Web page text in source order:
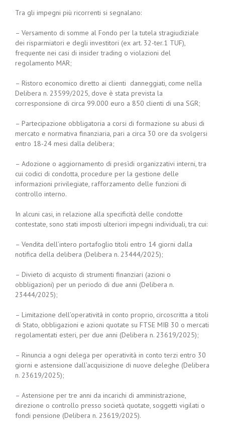
Tra gli impegni più ricorrenti si segnalano:
– Versamento di somme al Fondo per la tutela stragiudiziale
dei risparmiatori e degli investitori (ex art. 32-ter.1 TUF),
frequente nei casi di insider trading o violazioni del
regolamento MAR;
– Ristoro economico diretto ai clienti danneggiati, come nella
Delibera n. 23599/2025, dove è stata prevista la
corresponsione di circa 99.000 euro a 850 clienti di una SGR;
– Partecipazione obbligatoria a corsi di formazione su abusi di
mercato e normativa finanziaria, pari a circa 30 ore da svolgersi
entro 18-24 mesi dalla delibera;
– Adozione o aggiornamento di presìdi organizzativi interni, tra
cui codici di condotta, procedure per la gestione delle
informazioni privilegiate, rafforzamento delle funzioni di
controllo interno.
In alcuni casi, in relazione alla specificità delle condotte
contestate, sono stati imposti ulteriori impegni individuali, tra cui:
– Vendita dell’intero portafoglio titoli entro 14 giorni dalla
notifica della delibera (Delibera n. 23444/2025);
– Divieto di acquisto di strumenti finanziari (azioni o
obbligazioni) per un periodo di due anni (Delibera n.
23444/2025);
– Limitazione dell’operatività in conto proprio, circoscritta a titoli
di Stato, obbligazioni e azioni quotate su FTSE MIB 30 o mercati
regolamentati esteri, per due anni (Delibera n. 23619/2025);
– Rinuncia a ogni delega per operatività in conto terzi entro 30
giorni e astensione dall’acquisizione di nuove deleghe (Delibera
n. 23619/2025);
– Astensione per tre anni da incarichi di amministrazione,
direzione o controllo presso società quotate, soggetti vigilati o
fondi pensione (Delibera n. 23619/2025).